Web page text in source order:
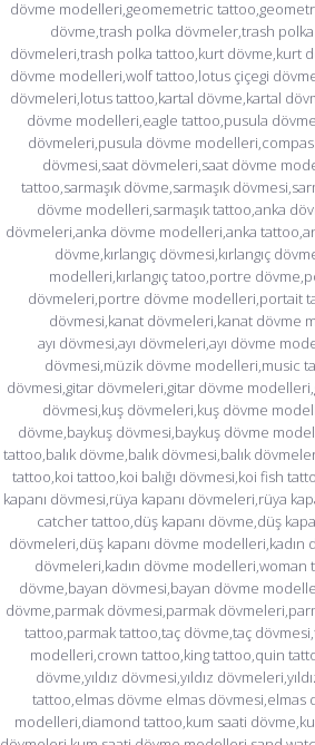
dövme modelleri,geomemetric
dövme,trash polka dövmeler,trash
dövmeleri,trash polka tattoo,kurt dövme,kurt
dövme modelleri,wolf tattoo,lotus çiçegi
dövmeleri,lotus tattoo,kartal dövme,kartal
dövme modelleri,eagle tattoo,pusula
dövmeleri,pusula dövme
dövmesi,saat dövmeleri,saat dövme
tattoo,sarmaşık dövme,sarmaşık
dövme modelleri,sarmaşık tattoo,anka
dövmeleri,anka dövme modelleri,anka
dövme,kırlangıç dövmesi,kırlangıç
modelleri,kırlangıç tatoo,portre
dövmeleri,portre dövme modelleri,portait
dövmesi,kanat dövmeleri,kanat dövme
ayı dövmesi,ayı dövmeleri,ayı dövme
dövmesi,müzik dövme modelleri,music
dövmesi,gitar dövmeleri,gitar dövme
dövmesi,kuş dövmeleri,kuş dövme
dövme,baykuş dövmesi,baykuş dövme
tattoo,balık dövme,balık dövmesi,balık
tattoo,koi tattoo,koi balığı dövmesi,koi fish
kapanı dövmesi,rüya kapanı dövmeleri,rüya
catcher tattoo,düş kapanı dövme,düş
dövmeleri,düş kapanı dövme modelleri,kadın
dövmeleri,kadın dövme modelleri,woman
dövme,bayan dövmesi,bayan dövme
dövme,parmak dövmesi,parmak
tattoo,parmak tattoo,taç dövme,taç
modelleri,crown tattoo,king tattoo,quin
dövme,yıldız dövmesi,yıldız
tattoo,elmas dövme elmas dövmesi,elmas
modelleri,diamond tattoo,kum saati